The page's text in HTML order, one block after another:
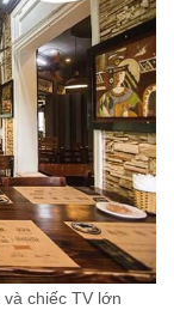
chiếc TV lớn